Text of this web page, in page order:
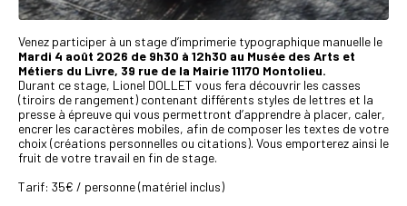
Venez participer à un stage d’imprimerie typographique manuelle le
Mardi 4 août 2026 de 9h30 à 12h30 au Musée des Arts et
Métiers du Livre, 39 rue de la Mairie 11170 Montolieu.
Durant ce stage, Lionel DOLLET vous fera découvrir les casses
(tiroirs de rangement) contenant différents styles de lettres et la
presse à épreuve qui vous permettront d’apprendre à placer, caler,
encrer les caractères mobiles, afin de composer les textes de votre
choix (créations personnelles ou citations). Vous emporterez ainsi le
fruit de votre travail en fin de stage.
Tarif: 35€ / personne (matériel inclus)